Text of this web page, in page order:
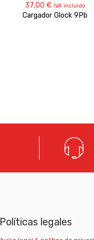
37,00 € IVA incluido
Cargador Glock 9Pb
Políticas legales